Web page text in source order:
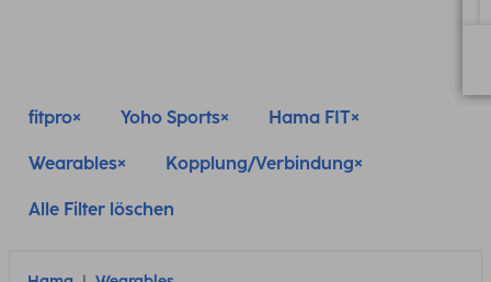
fitpro Yoho Sports Hama FIT
Wearables Kopplung/Verbindung
Alle Filter löschen